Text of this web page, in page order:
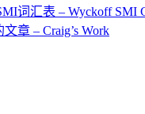
词汇表 – Wyckoff SMI
章 – Craig’s Work